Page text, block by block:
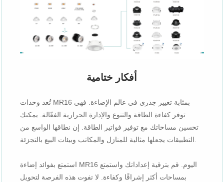
أفكار ختامية
تُعد وحدات MR16 بمثابة تغيير جذري في عالم الإضاءة. فهي
توفر كفاءة الطاقة والتنوع والإدارة الحرارية الفعّالة. يمكنك
تحسين مساحاتك مع توفير فواتير الطاقة. إن نطاقها الواسع من
استمتع بفوائد إضاءة MR16 اليوم. قم بترقية إعداداتك واستمتع
بمساحات أكثر إشراقًا وكفاءة. لا تفوت هذه الفرصة لتحويل